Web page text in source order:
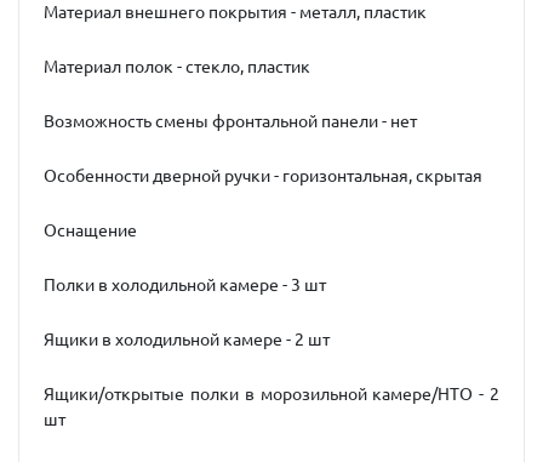
Материал внешнего покрытия - металл, пластик
Материал полок - стекло, пластик
Возможность смены фронтальной панели - нет
Особенности дверной ручки - горизонтальная, скрытая
Оснащение
Полки в холодильной камере - 3 шт
Ящики в холодильной камере - 2 шт
Ящики/открытые полки в морозильной камере/НТО - 2
шт